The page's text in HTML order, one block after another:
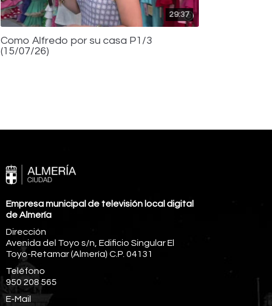
29:37
Como Alfredo por su casa P1/3
(15/07/26)
Empresa municipal de televisión local digital
de Almería
Dirección
Avenida del Toyo s/n, Edificio Singular El
Toyo-Retamar (Almería) C.P. 04131
Teléfono
950 208 565
E-Mail